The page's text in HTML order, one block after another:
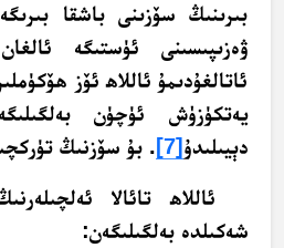
بىرىنىڭ سۆزىنى باشقا
ۋەزىپىسىنى ئۈستىگە
ئاتالغۇدىمۇ ئاللاھ ئۆز
يەتكۈزۈش ئۈچۈن
دېيىلىدۇ [7] . بۇ سۆزنىڭ
ئاللاھ تائالا
شەكىلدە بەلگىلىگەن: